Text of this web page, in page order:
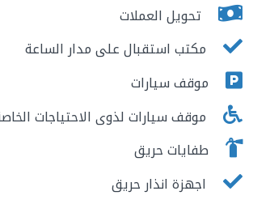
تحويل العملات
مكتب استقبال على مدار الساعة
موقف سيارات
موقف سيارات لذوى الاحتياجات
طفايات حريق
اجهزة انذار حريق